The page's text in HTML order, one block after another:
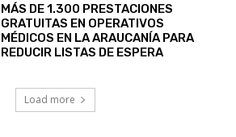
MÁS DE 1.300 PRESTACIONES
GRATUITAS EN OPERATIVOS
MÉDICOS EN LA ARAUCANÍA PARA
REDUCIR LISTAS DE ESPERA
Load more